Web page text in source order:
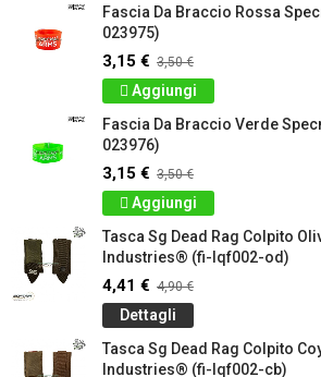
Fascia Da Braccio Rossa
023975)
3,15 € 3,50 €
Aggiungi
Fascia Da Braccio Verde
023976)
3,15 € 3,50 €
Aggiungi
Tasca Sg Dead Rag Colpito
Industries® (fi-lqf002-od)
4,41 € 4,90 €
Dettagli
Tasca Sg Dead Rag Colpito
Industries® (fi-lqf002-cb)